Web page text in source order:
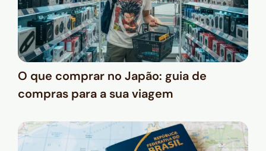
O que comprar no Japão: guia de
compras para a sua viagem